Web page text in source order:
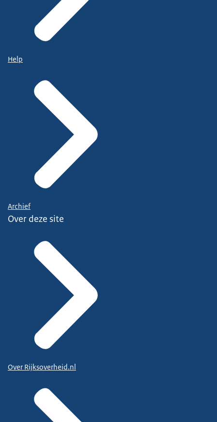
Help
Archief
Over deze site
Over Rijksoverheid.nl